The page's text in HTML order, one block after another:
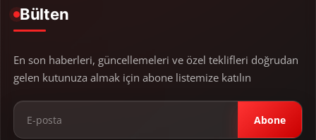
Bülten
En son haberleri, güncellemeleri ve özel teklifleri doğrudan
gelen kutunuza almak için abone listemize katılın
Abone